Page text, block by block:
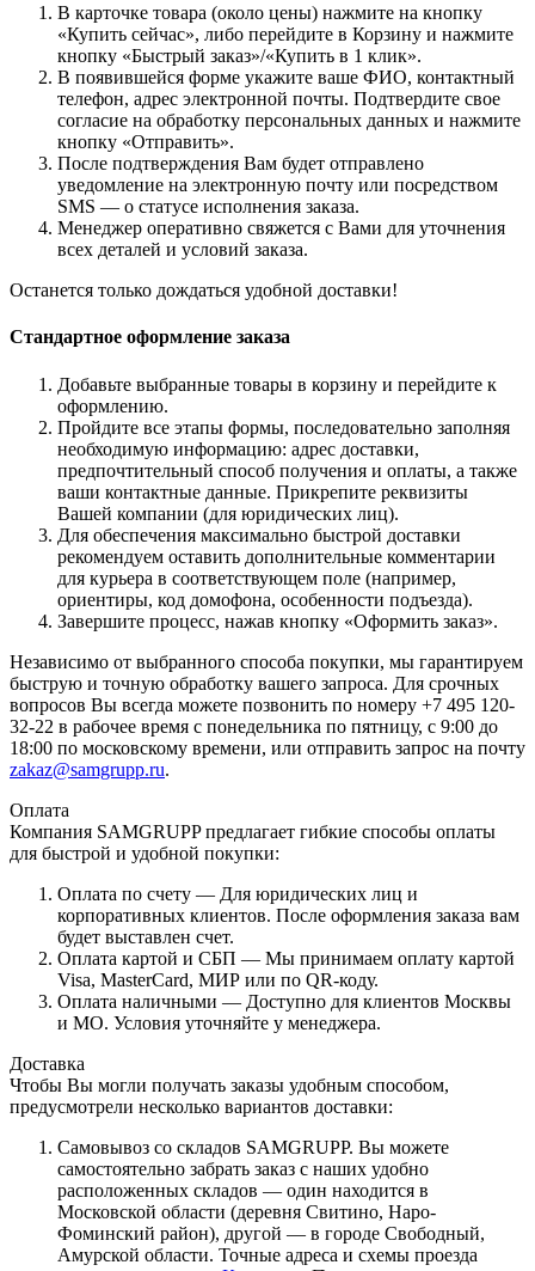
В карточке товара (около цены) нажмите на кнопку
«Купить сейчас», либо перейдите в Корзину и нажмите
кнопку «Быстрый заказ»/«Купить в 1 клик».
В появившейся форме укажите ваше ФИО, контактный
телефон, адрес электронной почты. Подтвердите свое
согласие на обработку персональных данных и нажмите
кнопку «Отправить».
После подтверждения Вам будет отправлено
уведомление на электронную почту или посредством
SMS — о статусе исполнения заказа.
Менеджер оперативно свяжется с Вами для уточнения
всех деталей и условий заказа.
Останется только дождаться удобной доставки!
Стандартное оформление заказа
Добавьте выбранные товары в корзину и перейдите к
оформлению.
Пройдите все этапы формы, последовательно заполняя
необходимую информацию: адрес доставки,
предпочтительный способ получения и оплаты, а также
ваши контактные данные. Прикрепите реквизиты
Вашей компании (для юридических лиц).
Для обеспечения максимально быстрой доставки
рекомендуем оставить дополнительные комментарии
для курьера в соответствующем поле (например,
ориентиры, код домофона, особенности подъезда).
Завершите процесс, нажав кнопку «Оформить заказ».
Независимо от выбранного способа покупки, мы гарантируем
быструю и точную обработку вашего запроса. Для срочных
вопросов Вы всегда можете позвонить по номеру +7 495 120-
32-22 в рабочее время с понедельника по пятницу, с 9:00 до
18:00 по московскому времени, или отправить запрос на почту
zakaz@samgrupp.ru.
Оплата
Компания SAMGRUPP предлагает гибкие способы оплаты
для быстрой и удобной покупки:
Оплата по счету — Для юридических лиц и
корпоративных клиентов. После оформления заказа вам
будет выставлен счет.
Оплата картой и СБП — Мы принимаем оплату картой
Visa, MasterCard, МИР или по QR-коду.
Оплата наличными — Доступно для клиентов Москвы
и МО. Условия уточняйте у менеджера.
Доставка
Чтобы Вы могли получать заказы удобным способом,
предусмотрели несколько вариантов доставки:
Самовывоз со складов SAMGRUPP. Вы можете
самостоятельно забрать заказ с наших удобно
расположенных складов — один находится в
Московской области (деревня Свитино, Наро-
Фоминский район), другой — в городе Свободный,
Амурской области. Точные адреса и схемы проезда